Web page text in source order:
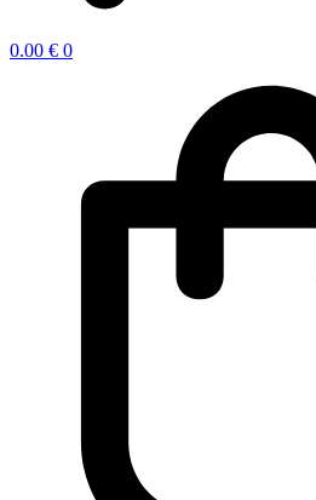
0.00 € 0